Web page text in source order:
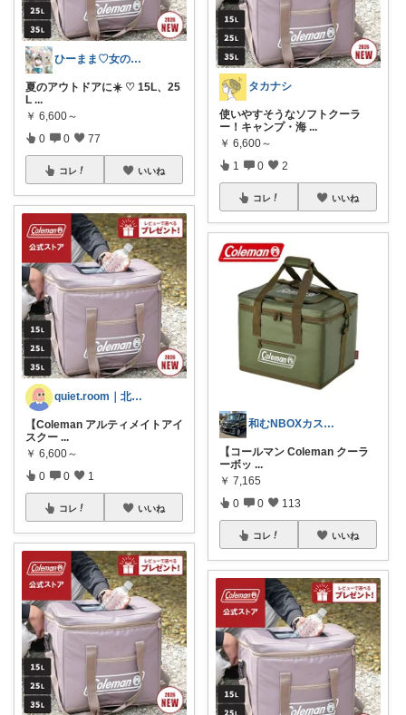
ひーまま♡女の子育児♡
夏のアウトドアに☀️ ♡ 15L、25
L ...
￥ 6,600～
0 0 77
コレ いいね
quiet.room｜北欧と暮らしの雑貨
【Coleman アルティメイトアイ
スクー ...
￥ 6,600～
0 0 1
コレ いいね
タカナシ
使いやすそうなソフトクーラ
ー！キャンプ・海 ...
￥ 6,600～
1 0 2
コレ いいね
和むNBOXカスタム👍上限中🙇
【コールマン Coleman クーラ
ーボッ ...
￥ 7,165
0 0 113
コレ いいね